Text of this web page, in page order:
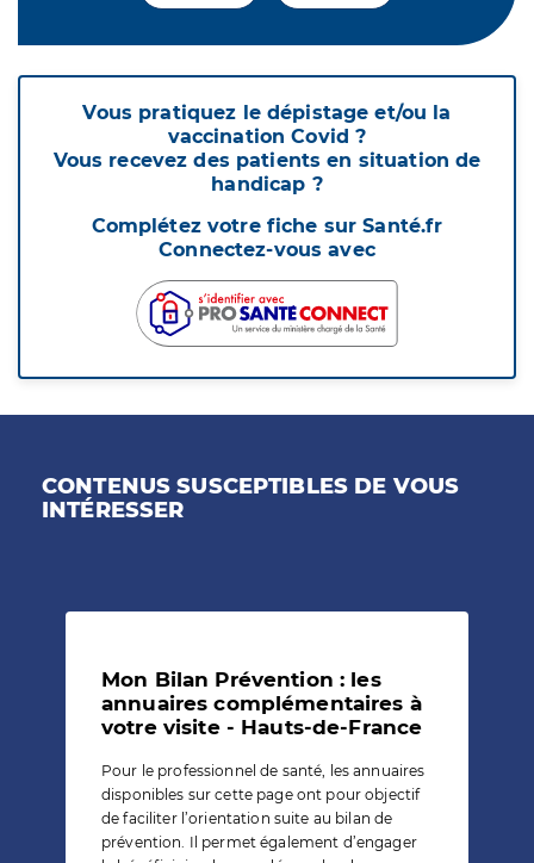
Vous pratiquez le dépistage et/ou la
vaccination Covid ?
Vous recevez des patients en situation de
handicap ?
Complétez votre fiche sur Santé.fr
Connectez-vous avec
CONTENUS SUSCEPTIBLES DE VOUS
INTÉRESSER
Mon Bilan Prévention : les
annuaires complémentaires à
votre visite - Hauts-de-France
Pour le professionnel de santé, les annuaires
disponibles sur cette page ont pour objectif
de faciliter l’orientation suite au bilan de
prévention. Il permet également d’engager